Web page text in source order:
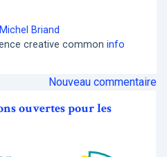
Michel Briand
creative common info
Nouveau commentaire
ouvertes pour les